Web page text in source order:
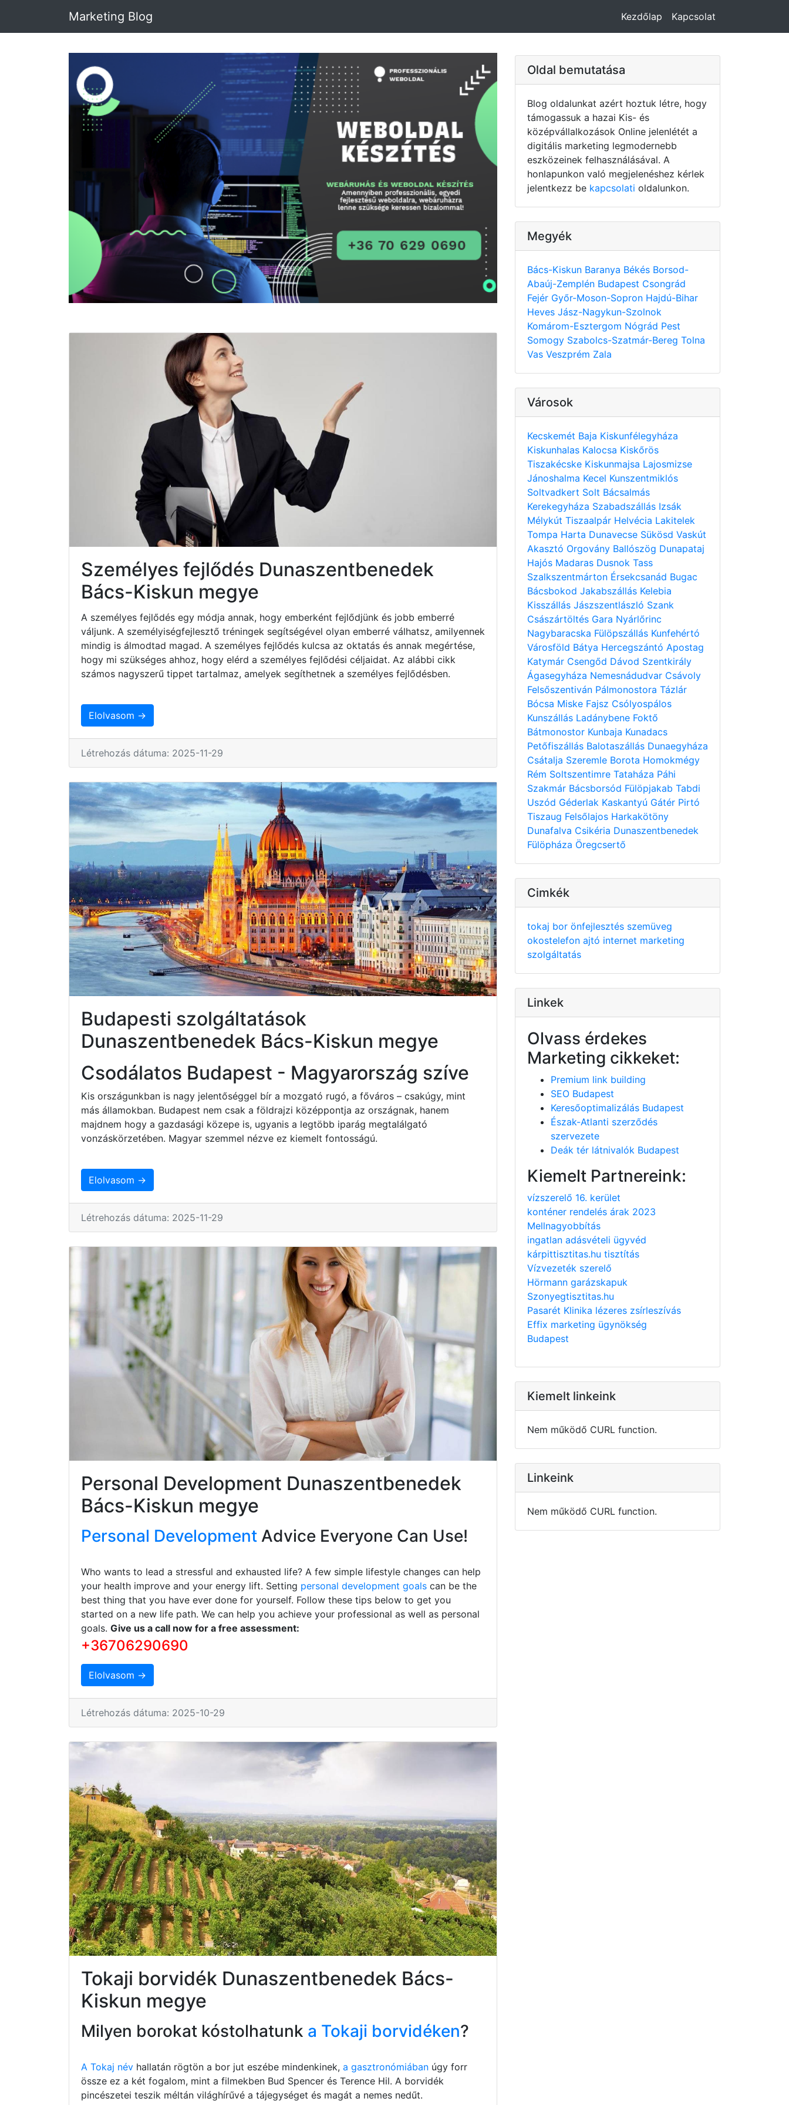
Marketing Blog Kezdőlap Kapcsolat
Személyes fejlődés Dunaszentbenedek
Bács-Kiskun megye
A személyes fejlődés egy módja annak, hogy emberként fejlődjünk és jobb emberré
váljunk. A személyiségfejlesztő tréningek segítségével olyan emberré válhatsz, amilyennek
mindig is álmodtad magad. A személyes fejlődés kulcsa az oktatás és annak megértése,
hogy mi szükséges ahhoz, hogy elérd a személyes fejlődési céljaidat. Az alábbi cikk
számos nagyszerű tippet tartalmaz, amelyek segíthetnek a személyes fejlődésben.
Elolvasom →
Létrehozás dátuma: 2025-11-29
Budapesti szolgáltatások
Dunaszentbenedek Bács-Kiskun megye
Csodálatos Budapest - Magyarország szíve
Kis országunkban is nagy jelentőséggel bír a mozgató rugó, a főváros – csakúgy, mint
más államokban. Budapest nem csak a földrajzi középpontja az országnak, hanem
majdnem hogy a gazdasági közepe is, ugyanis a legtöbb iparág megtalálgató
vonzáskörzetében. Magyar szemmel nézve ez kiemelt fontosságú.
Elolvasom →
Létrehozás dátuma: 2025-11-29
Personal Development Dunaszentbenedek
Bács-Kiskun megye
Personal Development Advice Everyone Can Use!
Who wants to lead a stressful and exhausted life? A few simple lifestyle changes can help
your health improve and your energy lift. Setting personal development goals can be the
best thing that you have ever done for yourself. Follow these tips below to get you
started on a new life path. We can help you achieve your professional as well as personal
goals. Give us a call now for a free assessment:
+36706290690
Elolvasom →
Létrehozás dátuma: 2025-10-29
Tokaji borvidék Dunaszentbenedek Bács-
Kiskun megye
Milyen borokat kóstolhatunk a Tokaji borvidéken?
A Tokaj név hallatán rögtön a bor jut eszébe mindenkinek, a gasztronómiában úgy forr
össze ez a két fogalom, mint a filmekben Bud Spencer és Terence Hil. A borvidék
pincészetei teszik méltán világhírűvé a tájegységet és magát a nemes nedűt.
Oldal bemutatása
Blog oldalunkat azért hoztuk létre, hogy
támogassuk a hazai Kis- és
középvállalkozások Online jelenlétét a
digitális marketing legmodernebb
eszközeinek felhasználásával. A
honlapunkon való megjelenéshez kérlek
jelentkezz be kapcsolati oldalunkon.
Megyék
Bács-Kiskun Baranya Békés Borsod-
Abaúj-Zemplén Budapest Csongrád
Fejér Győr-Moson-Sopron Hajdú-Bihar
Heves Jász-Nagykun-Szolnok
Komárom-Esztergom Nógrád Pest
Somogy Szabolcs-Szatmár-Bereg Tolna
Vas Veszprém Zala
Városok
Kecskemét Baja Kiskunfélegyháza
Kiskunhalas Kalocsa Kiskőrös
Tiszakécske Kiskunmajsa Lajosmizse
Jánoshalma Kecel Kunszentmiklós
Soltvadkert Solt Bácsalmás
Kerekegyháza Szabadszállás Izsák
Mélykút Tiszaalpár Helvécia Lakitelek
Tompa Harta Dunavecse Sükösd Vaskút
Akasztó Orgovány Ballószög Dunapataj
Hajós Madaras Dusnok Tass
Szalkszentmárton Érsekcsanád Bugac
Bácsbokod Jakabszállás Kelebia
Kisszállás Jászszentlászló Szank
Császártöltés Gara Nyárlőrinc
Nagybaracska Fülöpszállás Kunfehértó
Városföld Bátya Hercegszántó Apostag
Katymár Csengőd Dávod Szentkirály
Ágasegyháza Nemesnádudvar Csávoly
Felsőszentiván Pálmonostora Tázlár
Bócsa Miske Fajsz Csólyospálos
Kunszállás Ladánybene Foktő
Bátmonostor Kunbaja Kunadacs
Petőfiszállás Balotaszállás Dunaegyháza
Csátalja Szeremle Borota Homokmégy
Rém Soltszentimre Tataháza Páhi
Szakmár Bácsborsód Fülöpjakab Tabdi
Uszód Géderlak Kaskantyú Gátér Pirtó
Tiszaug Felsőlajos Harkakötöny
Dunafalva Csikéria Dunaszentbenedek
Fülöpháza Öregcsertő
Cimkék
tokaj bor önfejlesztés szemüveg
okostelefon ajtó internet marketing
szolgáltatás
Linkek
Olvass érdekes
Marketing cikkeket:
Premium link building
SEO Budapest
Keresőoptimalizálás Budapest
Észak-Atlanti szerződés
szervezete
Deák tér látnivalók Budapest
Kiemelt Partnereink:
vízszerelő 16. kerület
konténer rendelés árak 2023
Mellnagyobbítás
ingatlan adásvételi ügyvéd
kárpittisztitas.hu tisztítás
Vízvezeték szerelő
Hörmann garázskapuk
Szonyegtisztitas.hu
Pasarét Klinika lézeres zsírleszívás
Effix marketing ügynökség
Budapest
Kiemelt linkeink
Nem működő CURL function.
Linkeink
Nem működő CURL function.